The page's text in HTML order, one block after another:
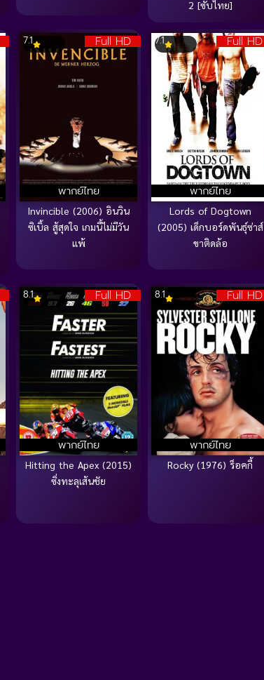
2 [ซับไทย]
Full HD
พากย์ไทย
7.1
Invincible (2006) อินวิน
ซิเบิ้ล สู้สุดใจ เกมนี้ไม่มีวัน
แพ้
Full HD
พากย์ไทย
7.1
Lords of Dogtown
(2005) เด็กบอร์ดพันธุ์ซ่าส์
ขาติดล้อ
Full HD
พากย์ไทย
8.1
Hitting the Apex (2015)
ซิ่งทะลุเส้นชัย
Full HD
พากย์ไทย
8.1
Rocky (1976) ร็อคกี้